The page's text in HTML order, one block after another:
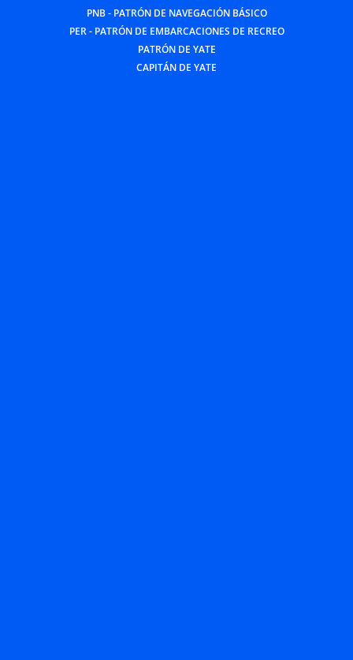
PNB - PATRÓN DE NAVEGACIÓN BÁSICO
PER - PATRÓN DE EMBARCACIONES DE RECREO
PATRÓN DE YATE
CAPITÁN DE YATE